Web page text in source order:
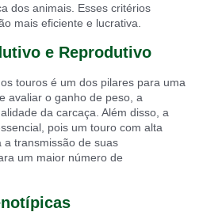
dos animais. Esses critérios
mais eficiente e lucrativa.
e Reprodutivo
touros é um dos pilares para uma
avaliar o ganho de peso, a
da carcaça. Além disso, a
pois um touro com alta
a transmissão de suas
um maior número de